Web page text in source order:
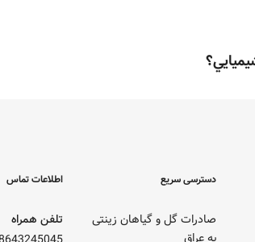
دسترسی سریع
صادرات گل و گیاهان زینتی
به عراق
اطلاعات تماس
تلفن همراه